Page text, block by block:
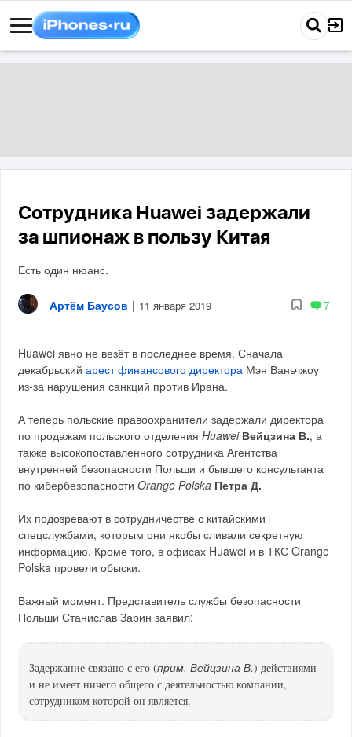
Сотрудника Huawei задержали
за шпионаж в пользу Китая
Есть один нюанс.
Артём Баусов | 11 января 2019 7
Huawei явно не везёт в последнее время. Сначала
декабрьскийарест финансового директора Мэн Ваньчжоу
из-за нарушения санкций против Ирана.
А теперь польские правоохранители задержали директора
по продажам польского отделенияHuawei Вейцзина В., а
также высокопоставленного сотрудника Агентства
внутренней безопасности Польши и бывшего консультанта
по кибербезопасностиOrange Polska Петра Д.
Их подозревают в сотрудничестве с китайскими
спецслужбами, которым они якобы сливали секретную
информацию. Кроме того, в офисах Huawei и в ТКС Orange
Polska провели обыски.
Важный момент. Представитель службы безопасности
Польши Станислав Зарин заявил:
Задержание связано с его (прим. Вейцзина В.) действиями
и не имеет ничего общего с деятельностью компании,
сотрудником которой он является.